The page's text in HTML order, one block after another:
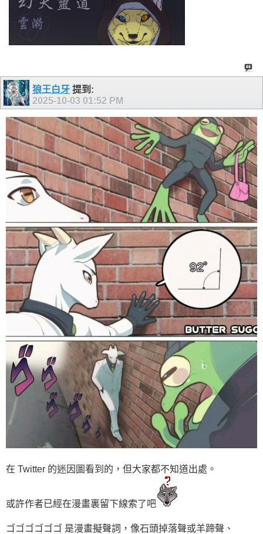
狼王白牙 提到:
2025-10-03 01:52 PM
在 Twitter 的迷因圖看到的，但大家都不知道出處。
或許作者已經在漫畫裏留下線索了吧
ゴゴゴゴゴゴ 是漫畫擬聲詞，像石頭掉落聲或羊蹄聲、